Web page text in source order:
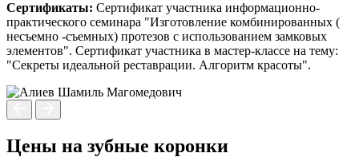
Сертификаты: Сертификат участника информационно-
практического семинара "Изготовление комбинированных (
несъемно -съемных) протезов с использованием замковых
элементов". Сертификат участника в мастер-классе на тему:
"Секреты идеальной реставрации. Алгоритм красоты".
Цены на зубные коронки